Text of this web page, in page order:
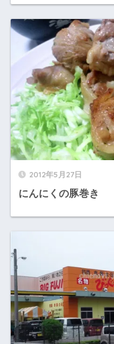
2012年5月27日
にんにくの豚巻き